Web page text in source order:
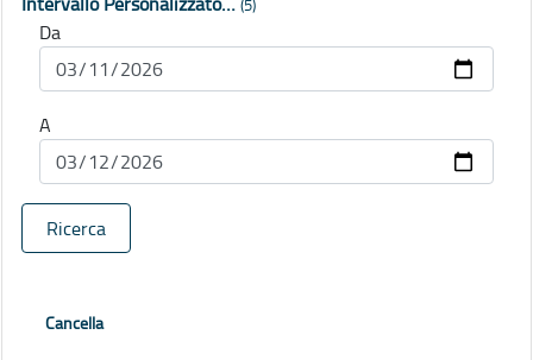
(5)
Da
A
Ricerca
Cancella